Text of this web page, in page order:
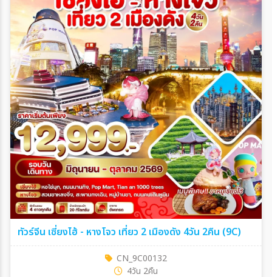
ทัวร์จีน เซี่ยงไฮ้ - หางโจว เที่ยว 2 เมืองดัง 4วัน 2คืน (9C)
CN_9C00132
4วัน 2คืน